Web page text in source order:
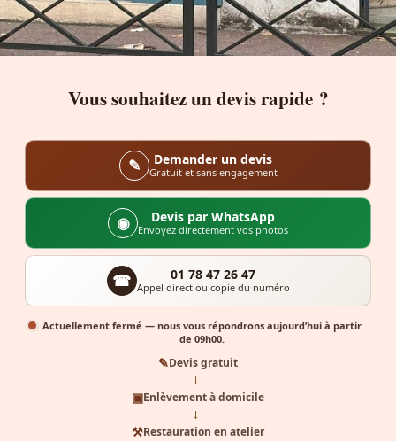
Vous souhaitez un devis rapide ?
✎ Demander un devis
Gratuit et sans engagement
◉ Devis par WhatsApp
Envoyez directement vos photos
☎ 01 78 47 26 47
Appel direct ou copie du numéro
Actuellement fermé — nous vous répondrons aujourd’hui à partir
de 09h00.
✎Devis gratuit
→
▣Enlèvement à domicile
→
⚒Restauration en atelier